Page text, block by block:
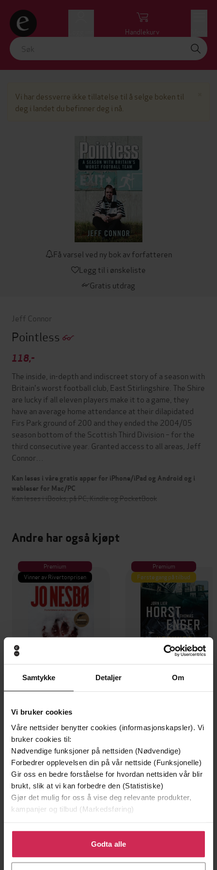
Samtykke Detaljer Om
Vi bruker cookies
Våre nettsider benytter cookies (informasjonskapsler). Vi
bruker cookies til:
Nødvendige funksjoner på nettsiden (Nødvendige)
Forbedrer opplevelsen din på vår nettside (Funksjonelle)
Gir oss en bedre forståelse for hvordan nettsiden vår blir
brukt, slik at vi kan forbedre den (Statistiske)
Gjør det mulig for oss å vise deg relevante produkter,
kampanjer og tilbud (Markedsføring)
Klikk på «Godta alle» for å gi oss ditt samtykke til å
bruke cookies for alle disse formålene. Du kan også
tilpasse ditt samtykke til spesifikke formål ved å klikke
Godta alle
Handlekurv
Vi har dessverre ikke tillatelse til å selge boken til
deg i landet du befinner deg i nå.
Få varsel ved ny bok av forfatteren
Legg til i ønskeliste
Gratis utdrag
Jeff Connor
Pointless
118,-
The inside, in-depth and indiscreet story of a season with
Britain's worst football club, East Stirlingshire. The Shire
are lucky if all eleven players make it to a game, they
have an average home attendance at their dilapidated
Firs Park ground of 200 and they ended the 2004/05
season bottom of the Scottish Third Division – for the
third consecutive year. Granted access to all areas, Jeff
Connor…
Kan leses i våre gratis apper for iPhone/iPad og Android og i
webleser for Mac/PC
Kan leses i iBooks, på PC, Kindle og PocketBook
Andre har også kjøpt
Premium
Vinner av Rivertonprisen
199,-
Minnesota
Jo Nesbø
EBOK
Premium
Første gang på tilbud
Utskudd
EBOK
Forfattere Jeff Connor(forfatter)
06.10.2016
Sjanger Dokumentar og fakta,Hobby og fritid,